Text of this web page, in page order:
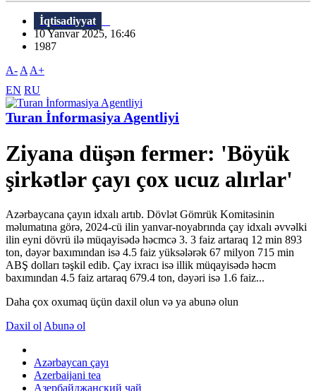
İqtisadiyyat
10 Yanvar 2025, 16:46
1987
A- A A+
EN RU
Turan İnformasiya Agentliyi
Ziyana düşən fermer: 'Böyük
şirkətlər çayı çox ucuz alırlar'
Azərbaycana çayın idxalı artıb. Dövlət Gömrük Komitəsinin
məlumatına görə, 2024-cü ilin yanvar-noyabrında çay idxalı əvvəlki
ilin eyni dövrü ilə müqayisədə həcmcə 3. 3 faiz artaraq 12 min 893
ton, dəyər baxımından isə 4.5 faiz yüksələrək 67 milyon 715 min
ABŞ dolları təşkil edib. Çay ixracı isə illik müqayisədə həcm
baxımından 4.5 faiz artaraq 679.4 ton, dəyəri isə 1.6 faiz...
Daha çox oxumaq üçün daxil olun və ya abunə olun
Daxil ol Abunə ol
Azərbaycan çayı
Azerbaijani tea
Азербайджанский чай